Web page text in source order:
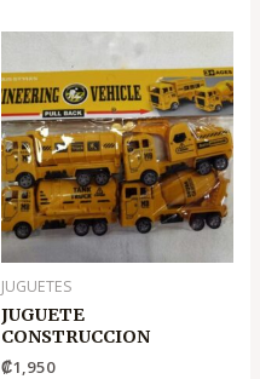
JUGUETES
JUGUETE
CONSTRUCCION
₡1,950